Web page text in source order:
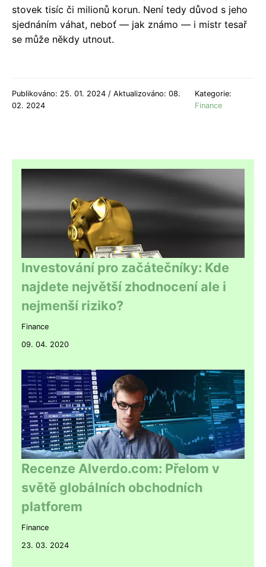
stovek tisíc či milionů korun. Není tedy důvod s jeho
sjednáním váhat, neboť — jak známo — i mistr tesař
se může někdy utnout.
Publikováno: 25. 01. 2024 / Aktualizováno: 08.
02. 2024
Kategorie:
Finance
Investování pro začátečníky: Kde
najdete největší zhodnocení ale i
nejmenší riziko?
Finance
09. 04. 2020
Recenze Alverdo.com: Přelom v
světě globálních obchodních
platforem
Finance
23. 03. 2024